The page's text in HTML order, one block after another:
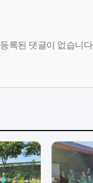
등록된 댓글이 없습니다